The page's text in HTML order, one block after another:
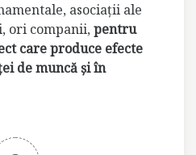
asociaţii ale
ori companii,pentru
care produce efecte
de muncă şi în